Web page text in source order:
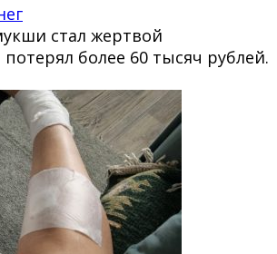
стал жертвой
более 60 тысяч рублей.